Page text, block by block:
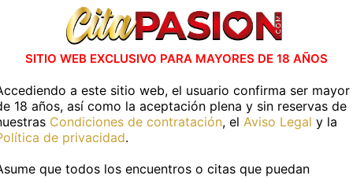
Boys en otras capitales de
Albacete capital Alicante capital
Badajoz capital Barcelona capital
SITIO WEB EXCLUSIVO PARA MAYORES DE 18 AÑOS
a este sitio web, el usuario confirma ser mayor
18 años, así como la aceptación plena y sin reservas de
Condiciones de contratación, el Aviso Legal y la
de privacidad.
que todos los encuentros o citas que puedan